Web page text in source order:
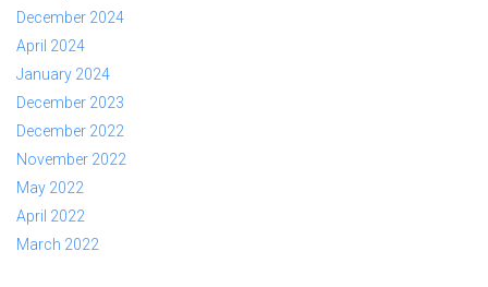
December 2024
April 2024
January 2024
December 2023
December 2022
November 2022
May 2022
April 2022
March 2022